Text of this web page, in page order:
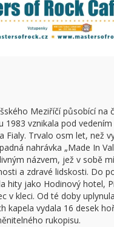
Meziříčí působící na
1983 vznikala pod
Fialy. Trvalo osm let, než
nahrávka „Made In
názvem, jež v sobě
a zdravé lidskosti. Do
hity jako Hodinový hotel,
v kleci. Od té doby
kapela vydala 16 desek
rukopisu.